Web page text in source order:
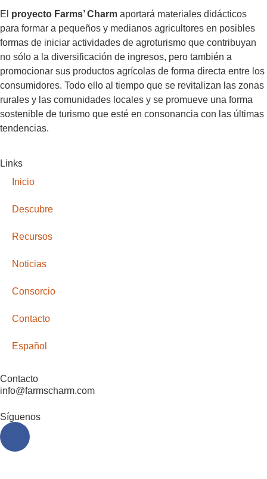
El proyecto Farms’ Charm aportará materiales didácticos
para formar a pequeños y medianos agricultores en posibles
formas de iniciar actividades de agroturismo que contribuyan
no sólo a la diversificación de ingresos, pero también a
promocionar sus productos agrícolas de forma directa entre los
consumidores. Todo ello al tiempo que se revitalizan las zonas
rurales y las comunidades locales y se promueve una forma
sostenible de turismo que esté en consonancia con las últimas
tendencias.
Links
Inicio
Descubre
Recursos
Noticias
Consorcio
Contacto
Español
Contacto
info@farmscharm.com
Síguenos